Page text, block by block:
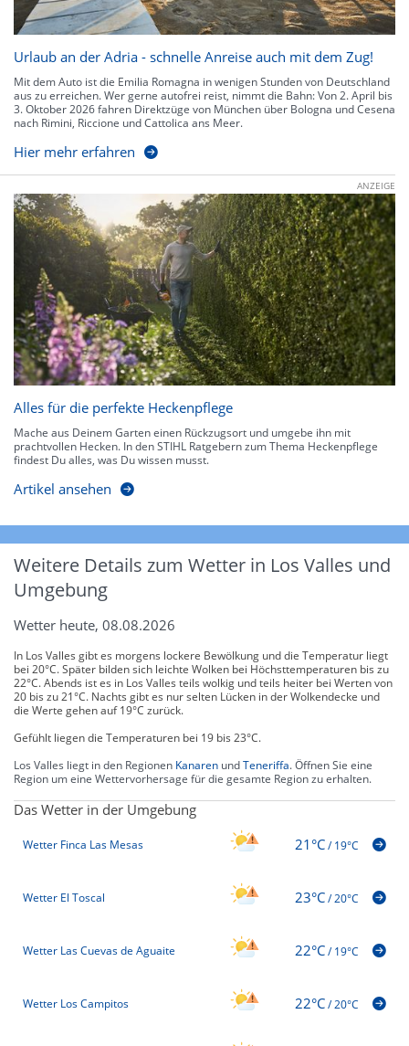
Urlaub an der Adria - schnelle Anreise auch mit dem Zug!
Mit dem Auto ist die Emilia Romagna in wenigen Stunden von Deutschland
aus zu erreichen. Wer gerne autofrei reist, nimmt die Bahn: Von 2. April bis
3. Oktober 2026 fahren Direktzüge von München über Bologna und Cesena
nach Rimini, Riccione und Cattolica ans Meer.
Hier mehr erfahren
ANZEIGE
Alles für die perfekte Heckenpflege
Mache aus Deinem Garten einen Rückzugsort und umgebe ihn mit
prachtvollen Hecken. In den STIHL Ratgebern zum Thema Heckenpflege
findest Du alles, was Du wissen musst.
Artikel ansehen
Weitere Details zum Wetter in Los Valles und
Umgebung
Wetter heute, 08.08.2026
In Los Valles gibt es morgens lockere Bewölkung und die Temperatur liegt
bei 20°C. Später bilden sich leichte Wolken bei Höchsttemperaturen bis zu
22°C. Abends ist es in Los Valles teils wolkig und teils heiter bei Werten von
20 bis zu 21°C. Nachts gibt es nur selten Lücken in der Wolkendecke und
die Werte gehen auf 19°C zurück.
Gefühlt liegen die Temperaturen bei 19 bis 23°C.
Los Valles liegt in den Regionen Kanaren undTeneriffa. Öffnen Sie eine
Region um eine Wettervorhersage für die gesamte Region zu erhalten.
Das Wetter in der Umgebung
Wetter Finca Las Mesas 21°C/19°C
Wetter El Toscal 23°C/20°C
Wetter Las Cuevas de Aguaite 22°C/19°C
Wetter Los Campitos 22°C/20°C